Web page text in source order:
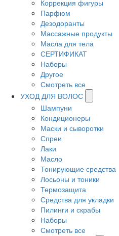
Коррекция фигуры
Парфюм
Дезодоранты
Массажные продукты
Масла для тела
СЕРТИФИКАТ
Наборы
Другое
Смотреть все
УХОД ДЛЯ ВОЛОС
Шампуни
Кондиционеры
Маски и сыворотки
Спреи
Лаки
Масло
Тонирующие средства
Лосьоны и тоники
Термозащита
Средства для укладки
Пилинги и скрабы
Наборы
Смотреть все